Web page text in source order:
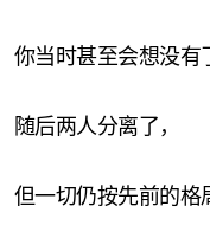
你当时甚至会想没有
随后两人分离了，
但一切仍按先前的格